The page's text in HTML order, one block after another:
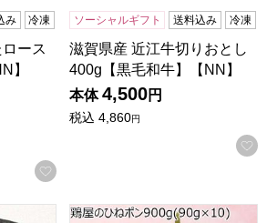
み 冷凍
ース
】
点中）
お気に入りに登録する
ソーシャルギフト 送料込み 冷凍
滋賀県産 近江牛切りおとし
400g【黒毛和牛】【NN】
本体 4,500円
税込 4,860円
すきやき用(5等級)400g【黒毛和牛】
鶏屋のひねポン